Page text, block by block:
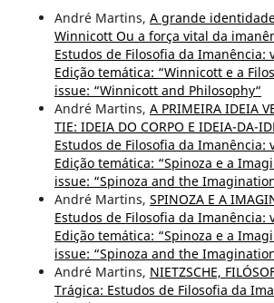
André Martins, A grande
Winnicott Ou a força vital da
Estudos de Filosofia da Imanência:
Edição temática: “Winnicott e a
issue: “Winnicott and Philosophy“
André Martins, A PRIMEIRA IDEIA
TIE: IDEIA DO CORPO E IDEIA-DA-
Estudos de Filosofia da Imanência:
Edição temática: “Spinoza e a
issue: “Spinoza and the
André Martins, SPINOZA E A
Estudos de Filosofia da Imanência:
Edição temática: “Spinoza e a
issue: “Spinoza and the
André Martins, NIETZSCHE,
Trágica: Estudos de Filosofia da